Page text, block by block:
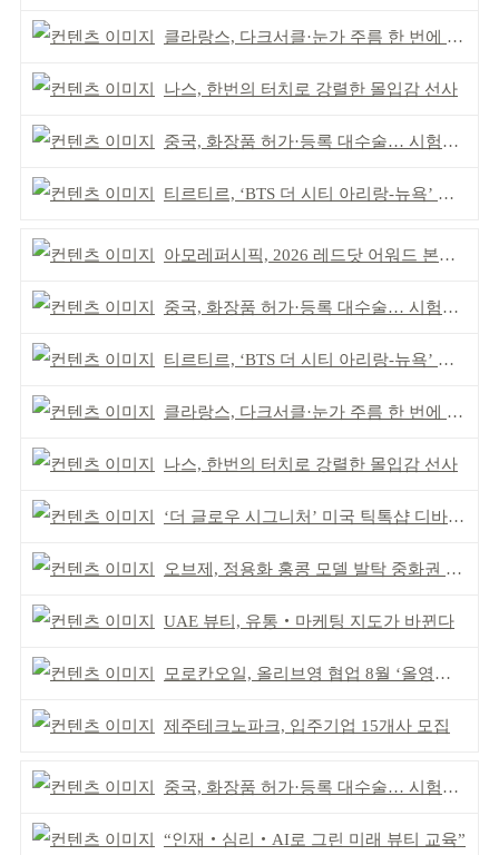
클라랑스, 다크서클·눈가 주름 한 번에 더블 케어
나스, 한번의 터치로 강렬한 몰입감 선사
중국, 화장품 허가·등록 대수술… 시험자료 공용 허용
티르티르, ‘BTS 더 시티 아리랑-뉴욕’ 참여
아모레퍼시픽, 2026 레드닷 어워드 본상 2개 수상
중국, 화장품 허가·등록 대수술… 시험자료 공용 허용
티르티르, ‘BTS 더 시티 아리랑-뉴욕’ 참여
클라랑스, 다크서클·눈가 주름 한 번에 더블 케어
나스, 한번의 터치로 강렬한 몰입감 선사
‘더 글로우 시그니처’ 미국 틱톡샵 디바이스 부문 1위
오브제, 정용화 홍콩 모델 발탁 중화권 공략 강화
UAE 뷰티, 유통‧마케팅 지도가 바뀐다
모로칸오일, 올리브영 협업 8월 ‘올영픽’ 선정
제주테크노파크, 입주기업 15개사 모집
중국, 화장품 허가·등록 대수술… 시험자료 공용 허용
“인재‧심리‧AI로 그린 미래 뷰티 교육”